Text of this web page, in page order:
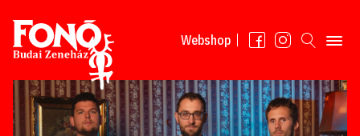
Tovább a tartalomhoz
Webshop